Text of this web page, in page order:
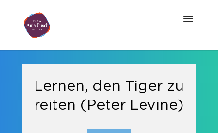
Lernen, den Tiger zu
reiten (Peter Levine)